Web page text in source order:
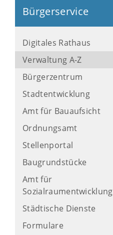
Bürgerservice
Digitales Rathaus
Verwaltung A-Z
Bürgerzentrum
Stadtentwicklung
Amt für Bauaufsicht
Ordnungsamt
Stellenportal
Baugrundstücke
Amt für
Sozialraumentwicklung
Städtische Dienste
Formulare